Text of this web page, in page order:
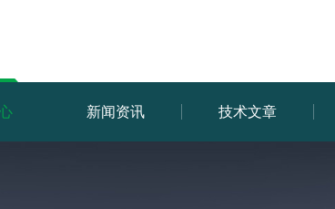
新闻资讯 技术文章